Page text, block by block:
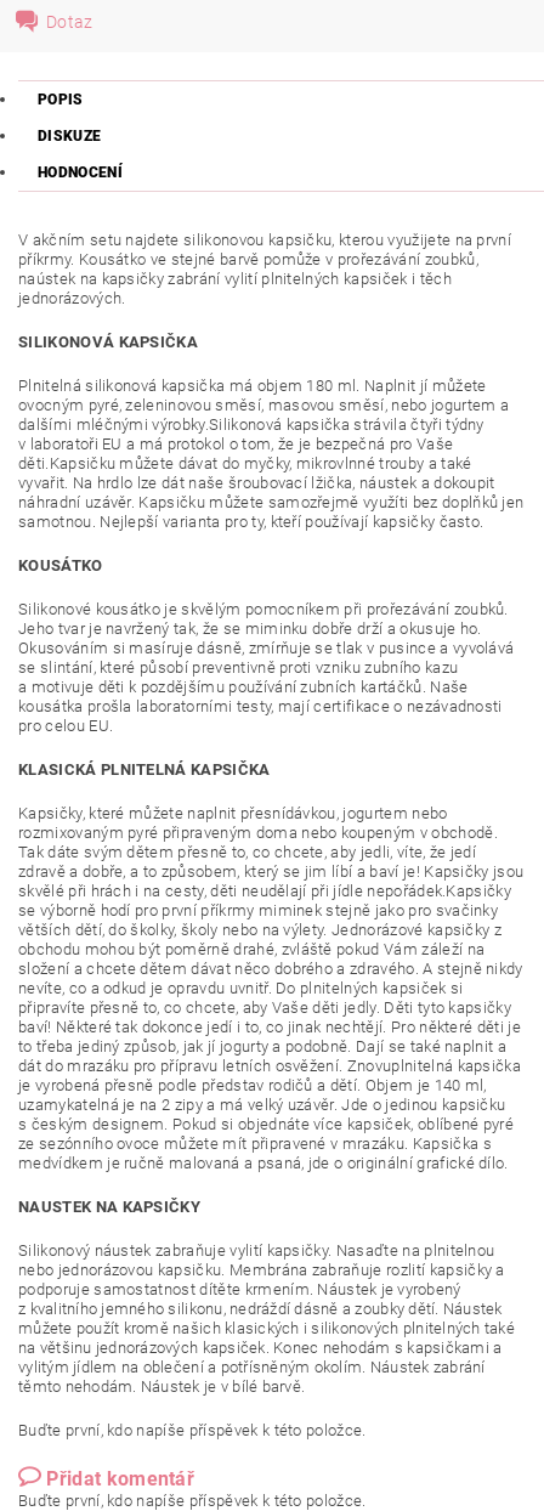
Dotaz
POPIS
DISKUZE
HODNOCENÍ
V akčním setu najdete silikonovou kapsičku, kterou využijete na první
příkrmy. Kousátko ve stejné barvě pomůže v prořezávání zoubků,
naústek na kapsičky zabrání vylití plnitelných kapsiček i těch
jednorázových.
SILIKONOVÁ KAPSIČKA
Plnitelná silikonová kapsička má objem 180 ml. Naplnit jí můžete
ovocným pyré, zeleninovou směsí, masovou směsí, nebo jogurtem a
dalšími mléčnými výrobky.Silikonová kapsička strávila čtyři týdny
v laboratoři EU a má protokol o tom, že je bezpečná pro Vaše
děti.Kapsičku můžete dávat do myčky, mikrovlnné trouby a také
vyvařit. Na hrdlo lze dát naše šroubovací lžička, náustek a dokoupit
náhradní uzávěr. Kapsičku můžete samozřejmě využíti bez doplňků jen
samotnou. Nejlepší varianta pro ty, kteří používají kapsičky často.
KOUSÁTKO
Silikonové kousátko je skvělým pomocníkem při prořezávání zoubků.
Jeho tvar je navržený tak, že se miminku dobře drží a okusuje ho.
Okusováním si masíruje dásně, zmírňuje se tlak v pusince a vyvolává
se slintání, které působí preventivně proti vzniku zubního kazu
a motivuje děti k pozdějšímu používání zubních kartáčků. Naše
kousátka prošla laboratorními testy, mají certifikace o nezávadnosti
pro celou EU.
KLASICKÁ PLNITELNÁ KAPSIČKA
Kapsičky, které můžete naplnit přesnídávkou, jogurtem nebo
rozmixovaným pyré připraveným doma nebo koupeným v obchodě.
Tak dáte svým dětem přesně to, co chcete, aby jedli, víte, že jedí
zdravě a dobře, a to způsobem, který se jim líbí a baví je! Kapsičky jsou
skvělé při hrách i na cesty, děti neudělají při jídle nepořádek.Kapsičky
se výborně hodí pro první příkrmy miminek stejně jako pro svačinky
větších dětí, do školky, školy nebo na výlety. Jednorázové kapsičky z
obchodu mohou být poměrně drahé, zvláště pokud Vám záleží na
složení a chcete dětem dávat něco dobrého a zdravého. A stejně nikdy
nevíte, co a odkud je opravdu uvnitř. Do plnitelných kapsiček si
připravíte přesně to, co chcete, aby Vaše děti jedly. Děti tyto kapsičky
baví! Některé tak dokonce jedí i to, co jinak nechtějí. Pro některé děti je
to třeba jediný způsob, jak jí jogurty a podobně. Dají se také naplnit a
dát do mrazáku pro přípravu letních osvěžení. Znovuplnitelná kapsička
je vyrobená přesně podle představ rodičů a dětí. Objem je 140 ml,
uzamykatelná je na 2 zipy a má velký uzávěr. Jde o jedinou kapsičku
s českým designem. Pokud si objednáte více kapsiček, oblíbené pyré
ze sezónního ovoce můžete mít připravené v mrazáku. Kapsička s
medvídkem je ručně malovaná a psaná, jde o originální grafické dílo.
NAUSTEK NA KAPSIČKY
Silikonový náustek zabraňuje vylití kapsičky. Nasaďte na plnitelnou
nebo jednorázovou kapsičku. Membrána zabraňuje rozlití kapsičky a
podporuje samostatnost dítěte krmením. Náustek je vyrobený
z kvalitního jemného silikonu, nedráždí dásně a zoubky dětí. Náustek
můžete použít kromě našich klasických i silikonových plnitelných také
na většinu jednorázových kapsiček. Konec nehodám s kapsičkami a
vylitým jídlem na oblečení a potřísněným okolím. Náustek zabrání
těmto nehodám. Náustek je v bílé barvě.
Buďte první, kdo napíše příspěvek k této položce.
Přidat komentář
Buďte první, kdo napíše příspěvek k této položce.